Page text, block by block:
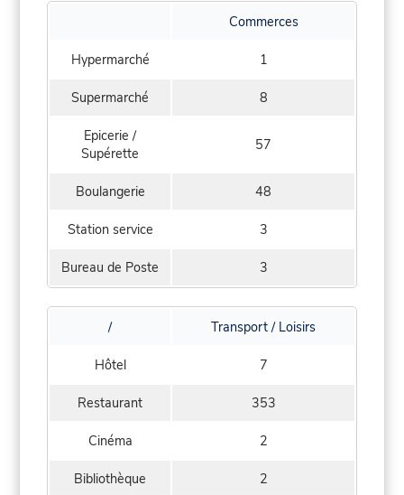
Commerces
Hypermarché 1
Supermarché 8
Epicerie /
Supérette
57
Boulangerie 48
Station service 3
Bureau de Poste 3
/ Transport / Loisirs
Hôtel 7
Restaurant 353
Cinéma 2
Bibliothèque 2